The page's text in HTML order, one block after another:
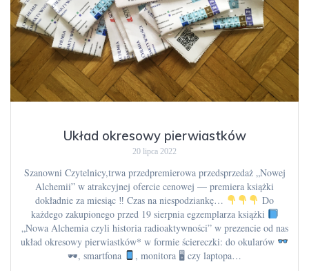
Układ okresowy pierwiastków
20 lipca 2022
Szanowni Czytelnicy,trwa przedpremierowa przedsprzedaż „Nowej
Alchemii” w atrakcyjnej ofercie cenowej — premiera książki
dokładnie za miesiąc ‼ Czas na niespodziankę…
Do
każdego zakupionego przed 19 sierpnia egzemplarza książki
„Nowa Alchemia czyli historia radioaktywności” w prezencie od nas
układ okresowy pierwiastków* w formie ściereczki: do okularów
🕶, smartfona
, monitora 🖥 czy laptopa…